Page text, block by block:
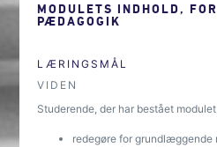
MODULETS INDHOLD,
PÆDAGOGIK
LÆRINGSMÅL
VIDEN
Studerende, der har bestået
redegøre for grundlæggende